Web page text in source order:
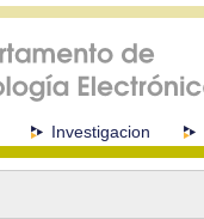
Investigacion